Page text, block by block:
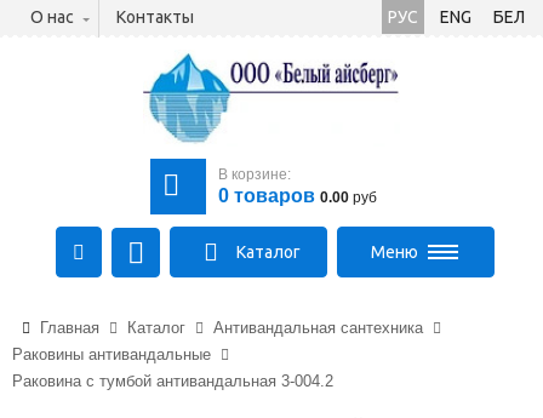
О нас Контакты РУС ENG БЕЛ
В корзине:
0 товаров 0.00 руб
+375 (29) 710-23-43
+375 (33) 315-03-03
aysberg-sales@yandex.by
Каталог Меню
Главная Каталог
Антивандальная сантехника
Раковины антивандальные
Раковина с тумбой антивандальная 3-004.2